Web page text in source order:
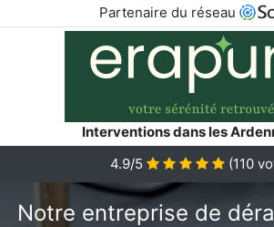
Partenaire du réseau
Interventions dans les
4.9/5
(110
Notre entreprise de